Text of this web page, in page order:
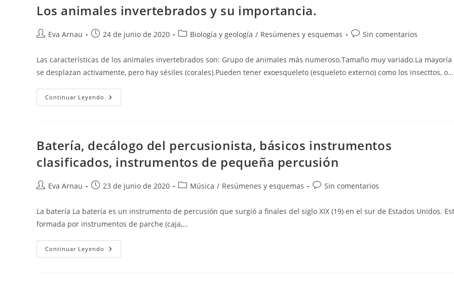
Los animales invertebrados y su importancia.
Autor
la
entrada:
Eva Arnau
Publicación
entrada:
24 de junio de 2020
Categoría
la
entrada:
Biología y geología / Resúmenes y esquemas
Comentarios
entrada:
Sin comentarios
Las características de los animales invertebrados son: Grupo de animales más numeroso.Tamaño muy variado.La mayoría
se desplazan activamente, pero hay sésiles (corales).Pueden tener exoesqueleto (esqueleto externo) como los insecttos, o…
Continuar Leyendo Los
Animales
Batería, decálogo del percusionista, básicos instrumentos
clasificados, instrumentos de pequeña percusión
Autor
la
entrada:
Eva Arnau
Publicación
la
entrada:
23 de junio de 2020
Categoría
entrada:
Música / Resúmenes y esquemas
Comentarios
la
entrada:
Sin comentarios
La batería La batería es un instrumento de percusión que surgió a finales del siglo XIX (19) en el sur de Estados Unidos.
formada por instrumentos de parche (caja,…
Continuar Leyendo Batería,
Decálogo